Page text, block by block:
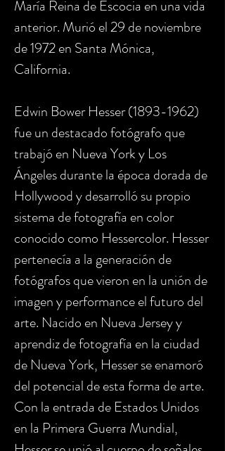
María Reina de Escocia en una vida
anterior. Murió el 29 de noviembre
de 1972 en Santa Mónica,
California.
Edwin Bower Hesser (1893-1962)
fue un destacado fotógrafo que
trabajó en Nueva York y Los
Ángeles durante la época dorada de
Hollywood y desarrolló su propio
sistema de fotografía en color
conocido como Hessercolor. Hesser
pertenecía a la generación de
fotógrafos que vieron en la unión de
imagen y performance el futuro del
arte. Nacido en Nueva Jersey y
aprendiz de fotografía en la ciudad
de Nueva York, Hesser se enamoró
del potencial de esta forma de arte.
Con la entrada de Estados Unidos
en la Primera Guerra Mundial,